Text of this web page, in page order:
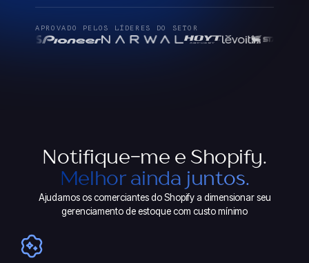
APROVADO PELOS LÍDERES DO SETOR
Notifique-me e Shopify.
Melhor ainda juntos.
Ajudamos os comerciantes do Shopify a dimensionar seu
gerenciamento de estoque com custo mínimo